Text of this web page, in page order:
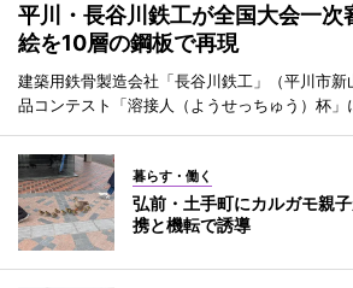
平川・長谷川鉄工が全国大会一
絵を10層の鋼板で再現
建築用鉄骨製造会社「長谷川鉄工」（平川市
品コンテスト「溶接人（ようせっちゅう）杯」
暮らす・働く
弘前・土手町にカルガモ親
携と機転で誘導